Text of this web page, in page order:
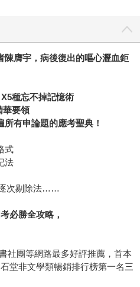
陳膺宇，病後復出的嘔心瀝血鉅
種忘不掉記憶術
華要領
有申論題的應考聖典！
式
法
次剔除法……
必勝全攻略，
社團等網路最多好評推薦，首本
堂非文學類暢銷排行榜第一名三